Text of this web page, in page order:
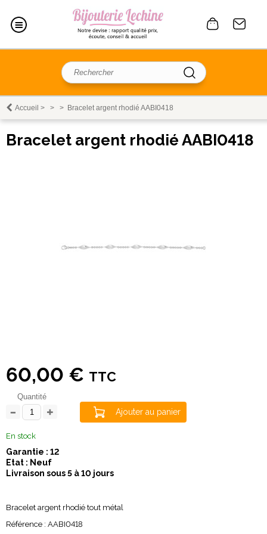
Accueil > > > Bracelet argent rhodié AABI0418
Bracelet argent rhodié AABI0418
60,00 € TTC
Quantité
Ajouter au panier
En stock
Garantie : 12
Etat : Neuf
Livraison sous 5 à 10 jours
Bracelet argent rhodié tout métal
Référence : AABI0418